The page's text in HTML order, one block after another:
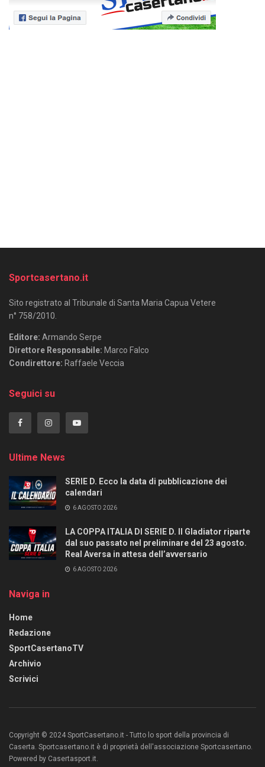
Sportcasertano.it
Sito registrato al Tribunale di Santa Maria Capua Vetere
n° 758/2010.
Editore: Armando Serpe
Direttore Responsabile: Marco Falco
Condirettore: Raffaele Veccia
Seguici su
Ultime News
SERIE D. Ecco la data di pubblicazione dei
calendari
6 AGOSTO 2026
LA COPPA ITALIA DI SERIE D. Il Gladiator riparte
dal suo passato nel preliminare del 23 agosto.
Real Aversa in attesa dell’avversario
6 AGOSTO 2026
Naviga in
Home
Redazione
SportCasertanoTV
Archivio
Scrivici
Copyright © 2024 SportCasertano.it - Tutto lo sport della provincia di
Caserta. Sportcasertano.it è di proprietà dell'associazione Sportcasertano.
Powered by Casertasport.it.